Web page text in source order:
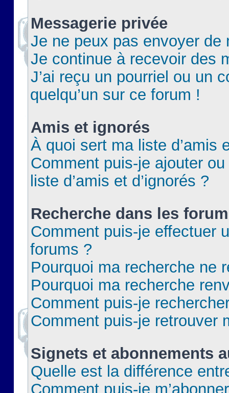
Messagerie privée
Je ne peux pas envoyer de
Je continue à recevoir des
J’ai reçu un pourriel ou un
quelqu’un sur ce forum !
Amis et ignorés
À quoi sert ma liste d’amis
Comment puis-je ajouter
liste d’amis et d’ignorés ?
Recherche dans les
Comment puis-je effectuer
forums ?
Pourquoi ma recherche ne
Pourquoi ma recherche
Comment puis-je
Comment puis-je retrouver
Signets et abonnements
Quelle est la différence
Comment puis-je